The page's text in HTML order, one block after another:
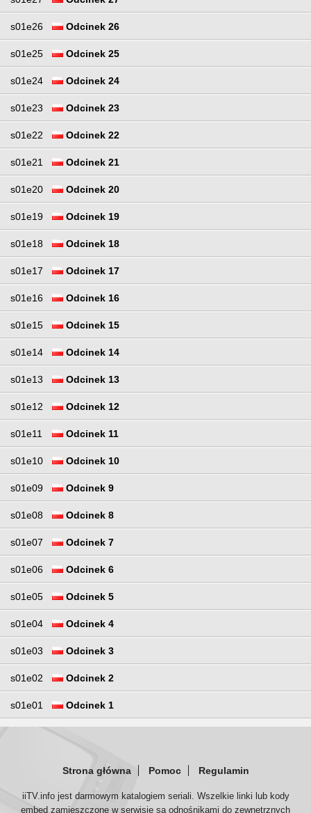
s01e26 Odcinek 26
s01e25 Odcinek 25
s01e24 Odcinek 24
s01e23 Odcinek 23
s01e22 Odcinek 22
s01e21 Odcinek 21
s01e20 Odcinek 20
s01e19 Odcinek 19
s01e18 Odcinek 18
s01e17 Odcinek 17
s01e16 Odcinek 16
s01e15 Odcinek 15
s01e14 Odcinek 14
s01e13 Odcinek 13
s01e12 Odcinek 12
s01e11 Odcinek 11
s01e10 Odcinek 10
s01e09 Odcinek 9
s01e08 Odcinek 8
s01e07 Odcinek 7
s01e06 Odcinek 6
s01e05 Odcinek 5
s01e04 Odcinek 4
s01e03 Odcinek 3
s01e02 Odcinek 2
s01e01 Odcinek 1
Strona główna Pomoc Regulamin
iiTV.info jest darmowym katalogiem seriali. Wszelkie linki lub kody
embed zamieszczone w serwisie są odnośnikami do zewnętrznych